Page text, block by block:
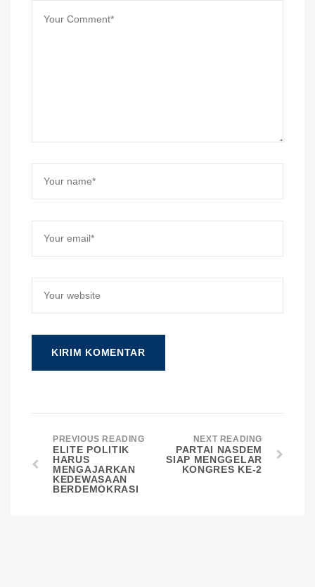
PREVIOUS READING
ELITE POLITIK
HARUS
MENGAJARKAN
KEDEWASAAN
BERDEMOKRASI
NEXT READING
PARTAI NASDEM
SIAP MENGGELAR
KONGRES KE-2